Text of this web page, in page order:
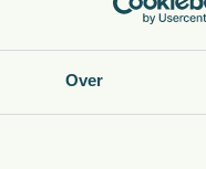
Over
weer terugkomt.